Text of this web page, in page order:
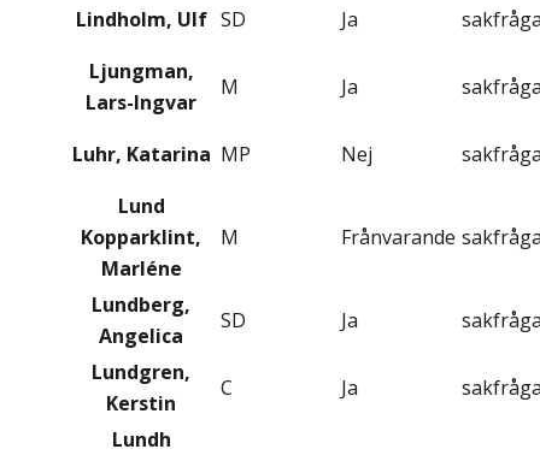
Lindholm, Ulf SD Ja
Ljungman,
Lars-Ingvar
M Ja
Luhr, Katarina MP Nej
Lund
Kopparklint,
Marléne
M Frånvarande
Lundberg,
Angelica
SD Ja
Lundgren,
Kerstin
C Ja
Lundh